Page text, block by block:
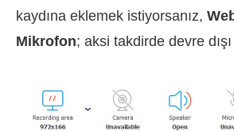
kaydına eklemek istiyorsanız,
Mikrofon; aksi takdirde devre dışı